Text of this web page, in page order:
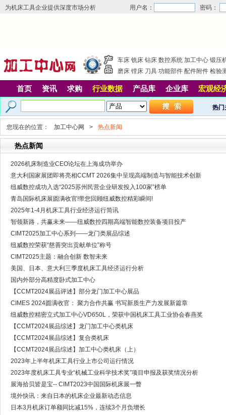
为机床工具企业提供深度市场分析 用户名： 密码：
车床 铣床 钻床 数控系统 加工中心 锻压
磨床 镗床 刀具 功能部件 配件附件 检验
首页 资讯 求购 行业数据 产品库 企业库 宏观经
热门
您现在的位置： 加工中心网 > 热点新闻
热点新闻
2026机床制造业CEO论坛在上海成功举办
意大利国家展团即将亮相CCMT 2026集中呈现高端制造与智能技术创新
纽威数控成功入选“2025苏州民营企业研发投入100家”榜单
青岛国际机床展圆满收官!带您回顾纽威数控精彩瞬间!
2025年1-4月机床工具行业经济运行简讯
智领新路，共赢未来——纽威数控四期高端智能数控装备项目投产
CIMT2025加工中心系列——龙门类展品综述
纽威数控荣获“慈善突出贡献单位”称号
CIMT2025主题：融合创新 数智未来
美国、日本、意大利三季度机床工具经济运行分析
国内外部分高精度卧式加工中心
【CCMT2024展品评述】部分龙门加工中心展品
CIMES 2024圆满收官： 聚力合作共赢 书写新质生产力发展新篇章
纽威数控精密立式加工中心VD650L，荣获中国机床工具工业协会春燕奖
【CCMT2024展品综述】龙门加工中心类机床
【CCMT2024展品综述】复合类机床
【CCMT2024展品综述】加工中心类机床（上）
2023年上半年机床工具行业上市公司运行情况
2023年度机床工具专业“机械工业科学技术奖”项目申报及获奖情况分析
展海拾贝皆是宝-- CIMT2023中国国际机床展一瞥
境外快讯：来自日本的机床企业最新动态信息
日本3月机床订单额同比减15%，连续3个月负增长